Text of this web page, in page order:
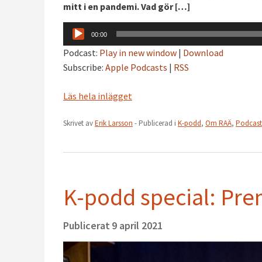
mitt i en pandemi. Vad gör […]
Ljudspelare
00:00
Podcast: Play in new window | Download
Subscribe: Apple Podcasts | RSS
Läs hela inlägget
Skrivet avErik Larsson - Publicerad i K-podd, Om RAÄ, Podcast
K-podd special:
Publicerat 9 april 2021